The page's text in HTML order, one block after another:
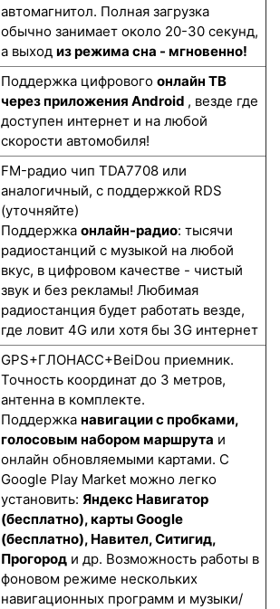
автомагнитол. Полная загрузка
обычно занимает около 20-30 секунд,
а выход из режима сна - мгновенно!
Поддержка цифрового онлайн ТВ
через приложения Android , везде где
доступен интернет и на любой
скорости автомобиля!
FM-радио чип TDA7708 или
аналогичный, с поддержкой RDS
(уточняйте)
Поддержка онлайн-радио: тысячи
радиостанций с музыкой на любой
вкус, в цифровом качестве - чистый
звук и без рекламы! Любимая
радиостанция будет работать везде,
где ловит 4G или хотя бы 3G интернет
GPS+ГЛОНАСС+BeiDou приемник.
Точность координат до 3 метров,
антенна в комплекте.
Поддержка навигации с пробками,
голосовым набором маршрута и
онлайн обновляемыми картами. С
Google Play Market можно легко
установить: Яндекс Навигатор
(бесплатно), карты Google
(бесплатно), Навител, Ситигид,
Прогород и др. Возможность работы в
фоновом режиме нескольких
навигационных программ и музыки/